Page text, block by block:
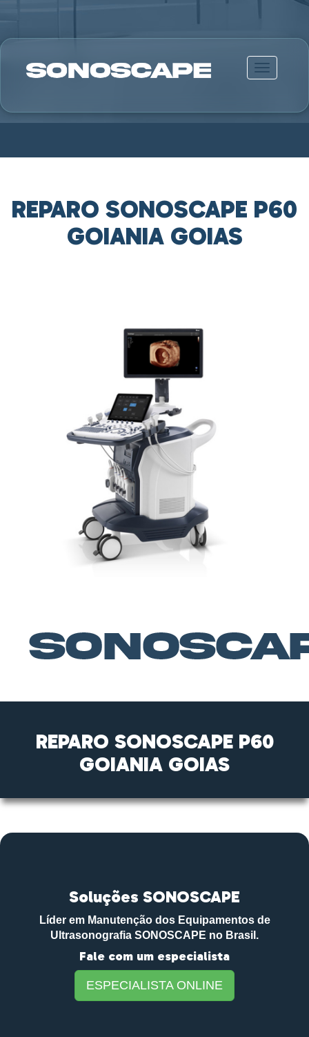
Alternar
REPARO SONOSCAPE P60
GOIANIA GOIAS
REPARO SONOSCAPE P60
GOIANIA GOIAS
Soluções SONOSCAPE
Líder em Manutenção dos Equipamentos de
Ultrasonografia SONOSCAPE no Brasil.
Fale com um especialista
ESPECIALISTA ONLINE